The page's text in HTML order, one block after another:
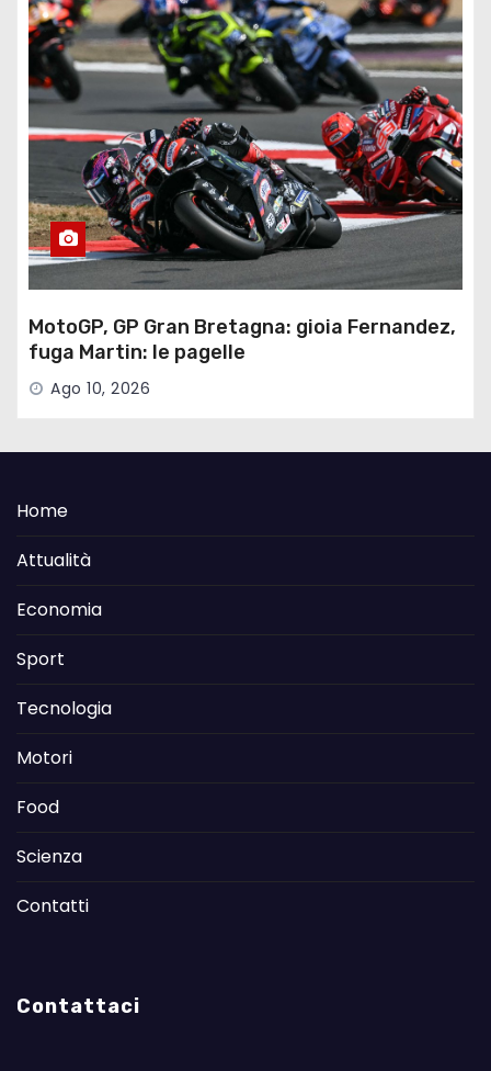
MotoGP, GP Gran Bretagna: gioia Fernandez,
fuga Martin: le pagelle
Ago 10, 2026
Home
Attualità
Economia
Sport
Tecnologia
Motori
Food
Scienza
Contatti
Contattaci